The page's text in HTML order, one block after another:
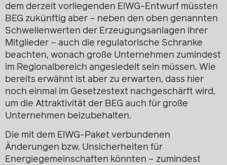
dem derzeit vorliegenden ElWG-Entwurf müssten
BEG zukünftig aber – neben den oben genannten
Schwellenwerten der Erzeugungsanlagen ihrer
Mitglieder – auch die regulatorische Schranke
beachten, wonach große Unternehmen zumindest
im Regionalbereich angesiedelt sein müssen. Wie
bereits erwähnt ist aber zu erwarten, dass hier
noch einmal im Gesetzestext nachgeschärft wird,
um die Attraktivität der BEG auch für große
Unternehmen beizubehalten.
Die mit dem ElWG-Paket verbundenen
Änderungen bzw. Unsicherheiten für
Energiegemeinschaften könnten – zumindest